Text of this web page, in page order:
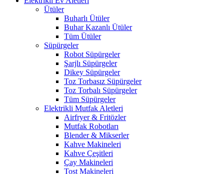
Ütüler
Buharlı Ütüler
Buhar Kazanlı Ütüler
Tüm Ütüler
Süpürgeler
Robot Süpürgeler
Şarjlı Süpürgeler
Dikey Süpürgeler
Toz Torbasız Süpürgeler
Toz Torbalı Süpürgeler
Tüm Süpürgeler
Elektrikli Mutfak Aletleri
Airfryer & Fritözler
Mutfak Robotları
Blender & Mikserler
Kahve Makineleri
Kahve Çeşitleri
Çay Makineleri
Tost Makineleri